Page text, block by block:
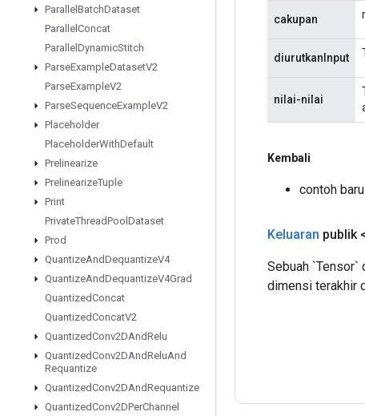
Parallel BatchDataset
Parallel Concat
Parallel DynamicStitch
ParseExampleDatasetV2
ParseExampleV2
ParseSequenceExampleV2
Placeholder
PlaceholderWithDefault
Prelinearize
PrelinearizeTuple
Print
PrivateThreadPool Dataset
Prod
QuantizeAndDequantizeV4
QuantizeAndDequantizeV4Grad
QuantizedConcat
QuantizedConcatV2
QuantizedConv2DAndRelu
QuantizedConv2DAndReluAnd
Requantize
QuantizedConv2DAndRequantize
QuantizedConv2DPerChannel
cakupan
diurutkanInput
nilai-nilai
Kembali
contoh
Keluaran publik
Sebuah `Tensor`
dimensi terakhir